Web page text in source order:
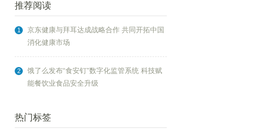
推荐阅读
1
京东健康与拜耳达成战略合作 共同开拓中国
消化健康市场
2
饿了么发布“食安钉”数字化监管系统 科技赋
能餐饮业食品安全升级
热门标签